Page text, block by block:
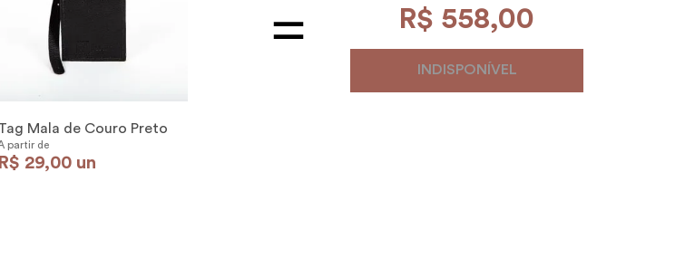
Mala de Couro Preto
partir de
R$ 29,00 un
R$ 558,00
INDISPONÍVEL